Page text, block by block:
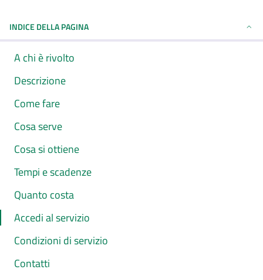
INDICE DELLA PAGINA
A chi è rivolto
Descrizione
Come fare
Cosa serve
Cosa si ottiene
Tempi e scadenze
Quanto costa
Accedi al servizio
Condizioni di servizio
Contatti